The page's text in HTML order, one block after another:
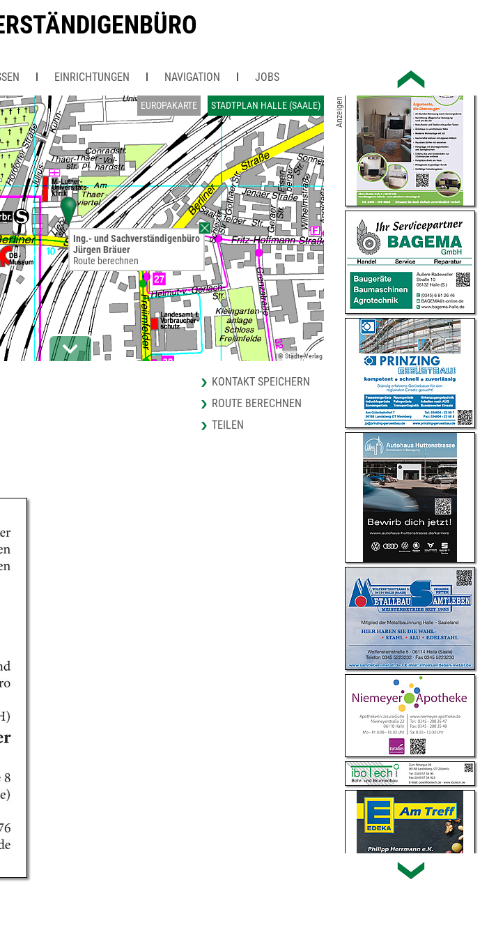
EINRICHTUNGEN NAVIGATION JOBS
EUROPAKARTE STADTPLAN HALLE (SAALE)
© Städte-Verlag
Ing.- und Sachverständigenbüro
Jürgen Bräuer
Route berechnen
KONTAKT SPEICHERN
ROUTE BERECHNEN
TEILEN
Anzeigen